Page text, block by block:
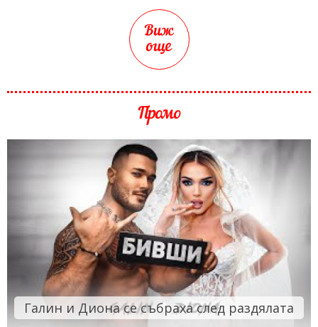
Виж
още
Промо
Галин и Диона се събраха след раздялата